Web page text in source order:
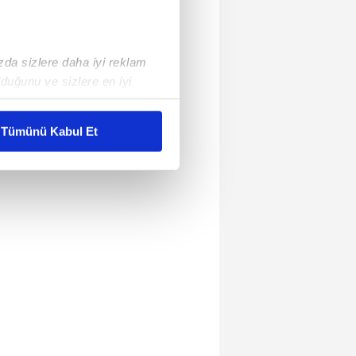
sizlere daha iyi reklam
ve sizlere en iyi
karşılamak
sunulması
ve sizlere yönelik
detaylı bilgi için Ayarlar
ve sitemizde ilgili
Tümünü Kabul Et